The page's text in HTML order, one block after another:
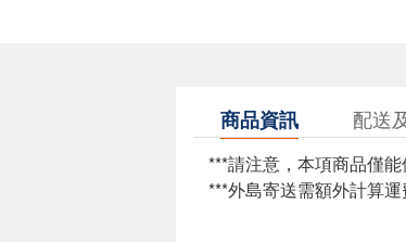
商品資訊 配送
***請注意，本項商品僅
***外島寄送需額外計算